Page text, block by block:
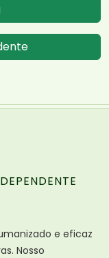
e eficaz
Nosso